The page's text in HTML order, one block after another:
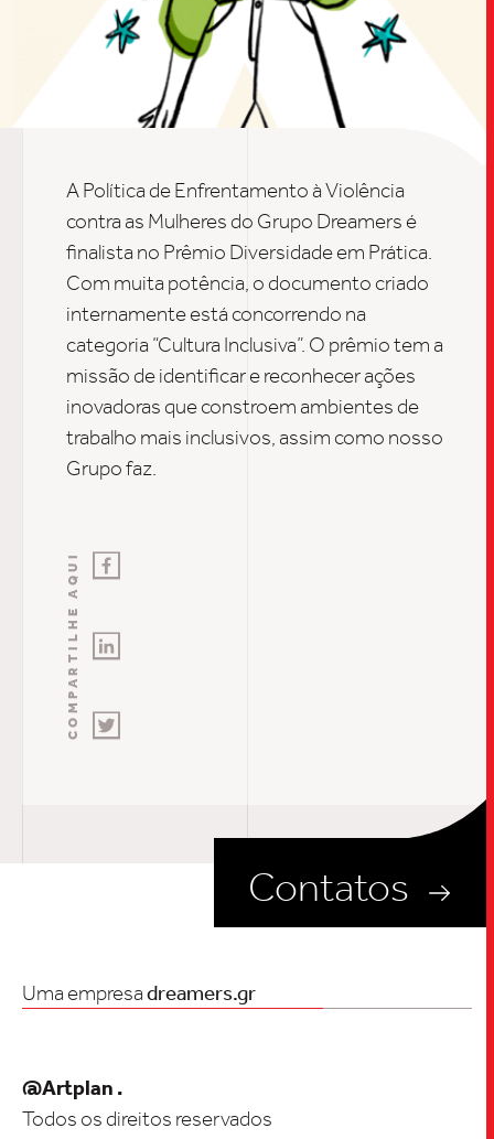
A Política de Enfrentamento à Violência
contra as Mulheres do Grupo Dreamers é
finalista no Prêmio Diversidade em Prática.
Com muita potência , o documento criado
internamente está concorrendo na
categoria “Cultura Inclusiva”. O prêmio tem a
missão deidentificar e reconhecer ações
inovadoras que constroem ambientes de
trabalho mais inclusivos , assim como nosso
Grupo faz.
COMPARTILHE AQUI
Contatos
Uma empresadreamers.gr
@Artplan .
Todos os direitos reservados